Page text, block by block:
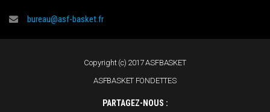
bureau@asf-basket.fr
Copyright (c) 2017 ASFBASKET
ASFBASKET FONDETTES
PARTAGEZ-NOUS :